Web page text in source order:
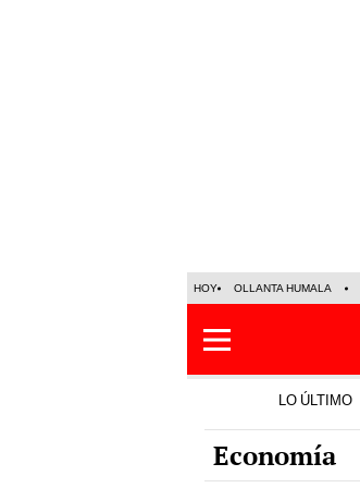
HOY OLLANTA HUMALA
LO ÚLTIMO
Economía